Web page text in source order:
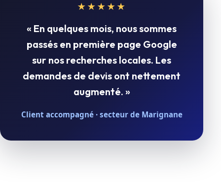
★★★★★
« En quelques mois, nous sommes
passés en première page Google
sur nos recherches locales. Les
demandes de devis ont nettement
augmenté. »
Client accompagné · secteur de Marignane